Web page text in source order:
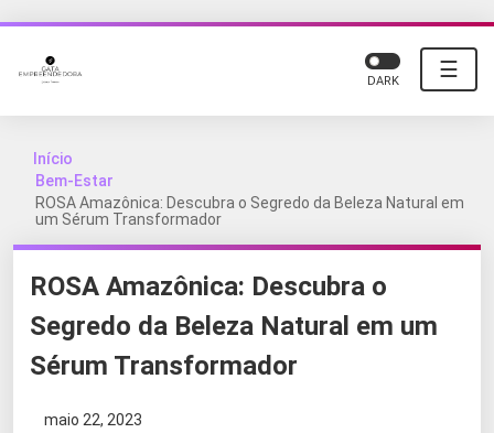
☰
DARK
Início
Bem-Estar
ROSA Amazônica: Descubra o Segredo da Beleza Natural em
um Sérum Transformador
ROSA Amazônica: Descubra o
Segredo da Beleza Natural em um
Sérum Transformador
maio 22, 2023